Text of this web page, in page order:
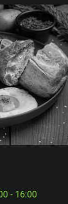
- 16:00